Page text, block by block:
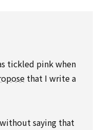
tickled pink when
that I write a
saying that